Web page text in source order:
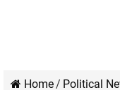
Home/ Political